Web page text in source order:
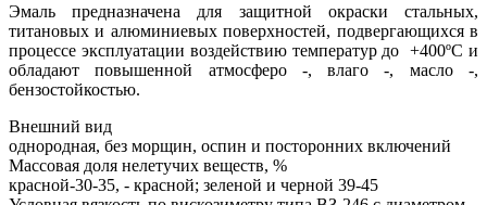
Эмаль предназначена для защитной окраски стальных,
титановых и алюминиевых поверхностей, подвергающихся в
процессе эксплуатации воздействию температур до +400ºС и
обладают повышенной атмосферо -, влаго -, масло -,
бензостойкостью.
Внешний вид
однородная, без морщин, оспин и посторонних включений
Массовая доля нелетучих веществ, %
красной-30-35, - красной; зеленой и черной 39-45